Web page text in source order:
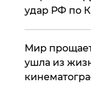
удар РФ по
Мир
ушла из